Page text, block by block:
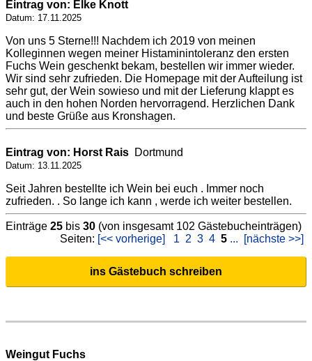
Eintrag von: Elke Knott
Datum: 17.11.2025
Von uns 5 Sterne!!! Nachdem ich 2019 von meinen
Kolleginnen wegen meiner Histaminintoleranz den ersten
Fuchs Wein geschenkt bekam, bestellen wir immer wieder.
Wir sind sehr zufrieden. Die Homepage mit der Aufteilung ist
sehr gut, der Wein sowieso und mit der Lieferung klappt es
auch in den hohen Norden hervorragend. Herzlichen Dank
und beste Grüße aus Kronshagen.
Eintrag von: Horst Rais Dortmund
Datum: 13.11.2025
Seit Jahren bestellte ich Wein bei euch . Immer noch
zufrieden. . So lange ich kann , werde ich weiter bestellen.
Einträge 25 bis 30 (von insgesamt 102 Gästebucheinträgen)
Seiten: [<< vorherige] 1 2 3 4 5 ... [nächste >>]
ins Gästebuch schreiben
Weingut Fuchs